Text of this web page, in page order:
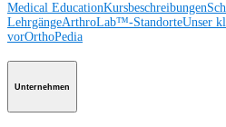
Medical EducationKursbeschreibungen
LehrgängeArthroLab™-StandorteUnser
vorOrthoPedia
Unternehmen